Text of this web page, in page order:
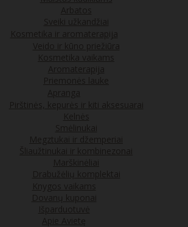
Arbatos
Sveiki užkandžiai
Kosmetika ir aromaterapija
Veido ir kūno priežiūra
Kosmetika vaikams
Aromaterapija
Priemonės lauke
Apranga
Pirštinės, kepurės ir kiti aksesuarai
Kelnės
Smėlinukai
Megztukai ir džemperiai
Šliaužtinukai ir kombinezonai
Marškinėliai
Drabužėlių komplektai
Knygos vaikams
Dovanų kuponai
Išparduotuvė
Apie Avietę